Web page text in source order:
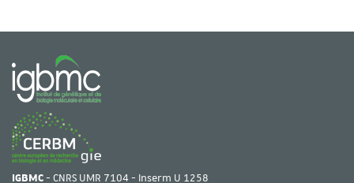
IGBMC- CNRS UMR 7104 - Inserm U 1258